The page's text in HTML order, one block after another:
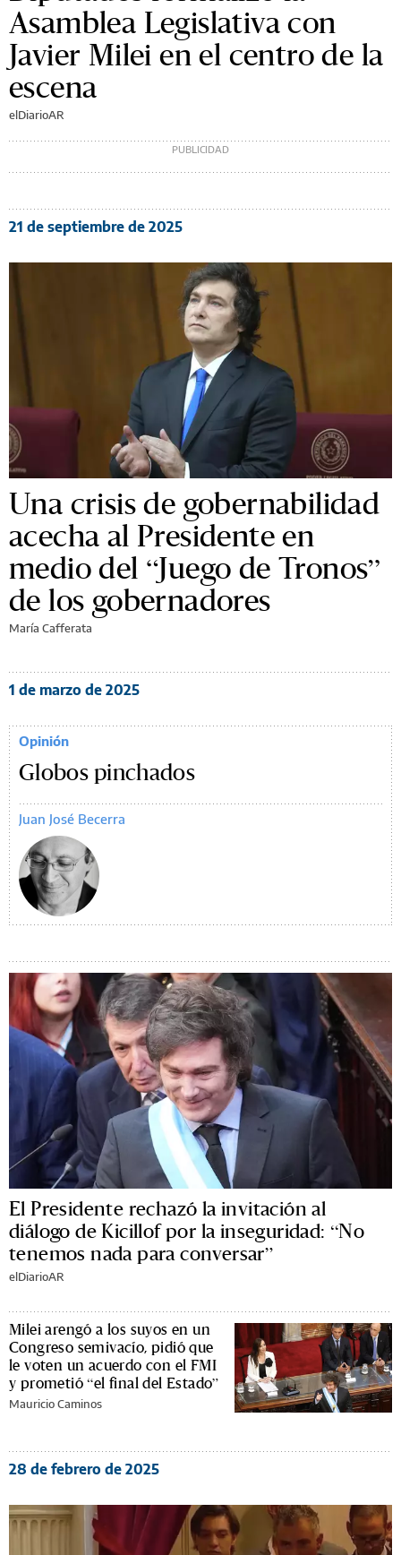
Asamblea Legislativa con
Javier Milei en el centro de la
escena
elDiarioAR
21 de septiembre de 2025
Una crisis de gobernabilidad
acecha al Presidente en
medio del “Juego de Tronos”
de los gobernadores
María Cafferata
1 de marzo de 2025
Opinión
Globos pinchados
Juan José Becerra
El Presidente rechazó la invitación al
diálogo de Kicillof por la inseguridad: “No
tenemos nada para conversar”
elDiarioAR
Milei arengó a los suyos en un
Congreso semivacío, pidió que
le voten un acuerdo con el FMI
y prometió “el final del Estado”
Mauricio Caminos
28 de febrero de 2025